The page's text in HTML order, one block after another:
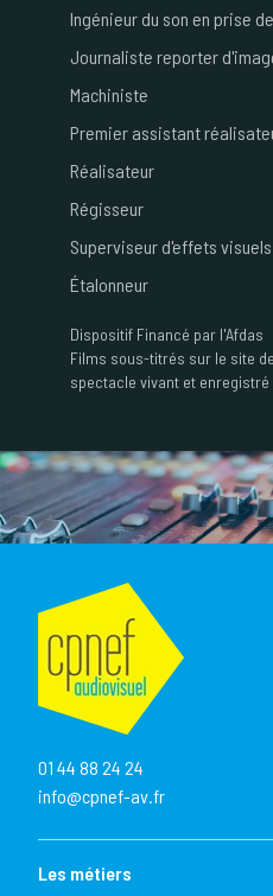
Ingénieur du son en prise
Journaliste reporter
Machiniste
Premier assistant
Réalisateur
Régisseur
Superviseur d'effets visuels
Étalonneur
Dispositif Financé par l'Afdas
Films sous-titrés sur le site
spectacle vivant et enregistré
01 44 88 24 24
info@cpnef-av.fr
Les métiers